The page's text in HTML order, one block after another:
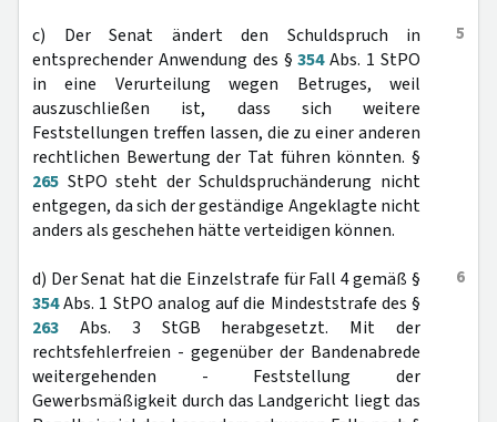
5
c) Der Senat ändert den Schuldspruch in
entsprechender Anwendung des §354Abs. 1 StPO
in eine Verurteilung wegen Betruges, weil
auszuschließen ist, dass sich weitere
Feststellungen treffen lassen, die zu einer anderen
rechtlichen Bewertung der Tat führen könnten. §
265 StPO steht der Schuldspruchänderung nicht
entgegen, da sich der geständige Angeklagte nicht
anders als geschehen hätte verteidigen können.
6
d) Der Senat hat die Einzelstrafe für Fall 4 gemäß §
354Abs. 1 StPO analog auf die Mindeststrafe des §
263 Abs. 3 StGB herabgesetzt. Mit der
rechtsfehlerfreien - gegenüber der Bandenabrede
weitergehenden - Feststellung der
Gewerbsmäßigkeit durch das Landgericht liegt das